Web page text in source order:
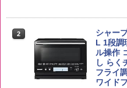
5kg 長
￥3,980
2
角瓶
イボー
￥6,063
2
麺 小腹
ーリン
パニー
￥1,451
2
シャー
L 1段調
ル操作
し らく
フライ
ワイド